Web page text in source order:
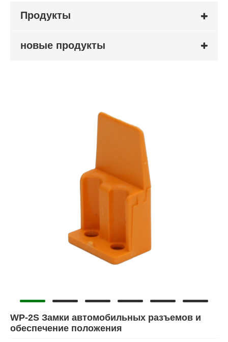
Продукты
новые продукты
WP-2S Замки автомобильных разъемов и
обеспечение положения